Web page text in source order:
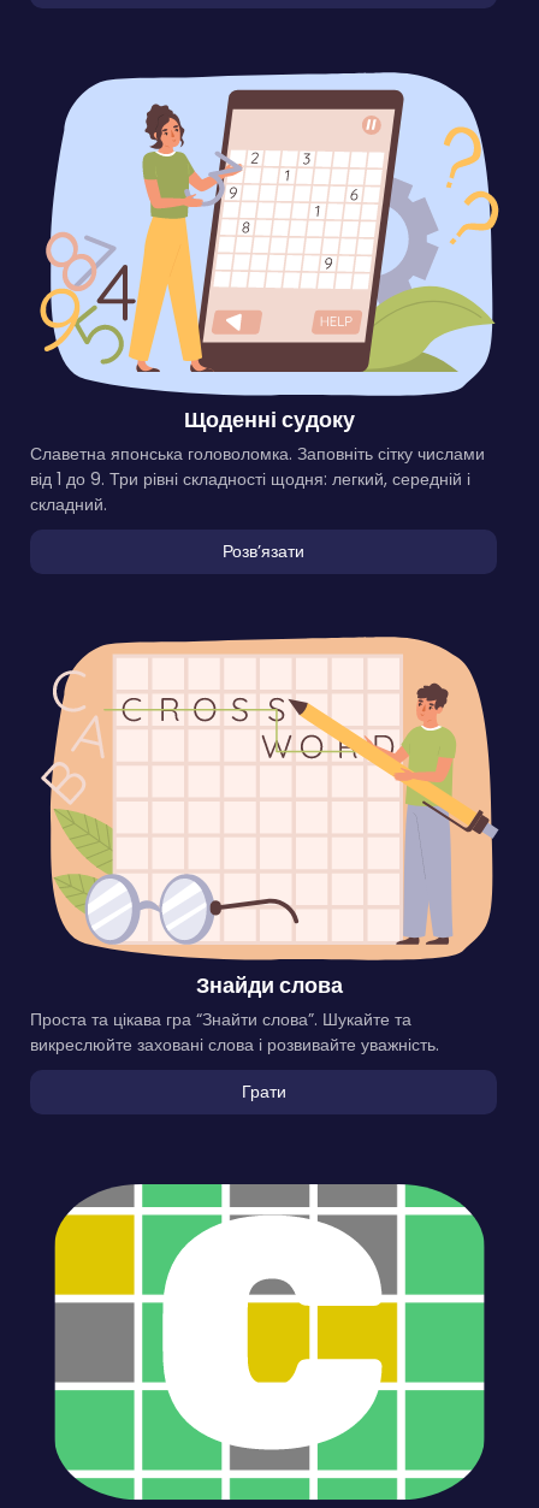
Щоденні судоку
Славетна японська головоломка. Заповніть сітку числами
від 1 до 9. Три рівні складності щодня: легкий, середній і
складний.
Розвʼязати
Знайди слова
Проста та цікава гра “Знайти слова”. Шукайте та
викреслюйте заховані слова і розвивайте уважність.
Грати